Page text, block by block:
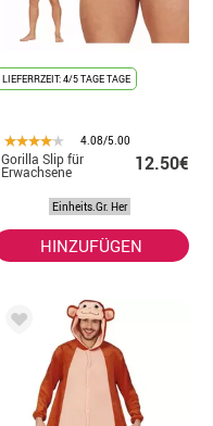
LIEFERRZEIT: 4/5 TAGE TAGE
4.08/5.00
Gorilla Slip für
Erwachsene 12.50€
Einheits.Gr. Her
HINZUFÜGEN